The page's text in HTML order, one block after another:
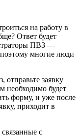
на работу в
Ответ будет
ПВЗ —
многие люди
отправьте заявку
необходимо будет
форму, и уже после
приходит в
с